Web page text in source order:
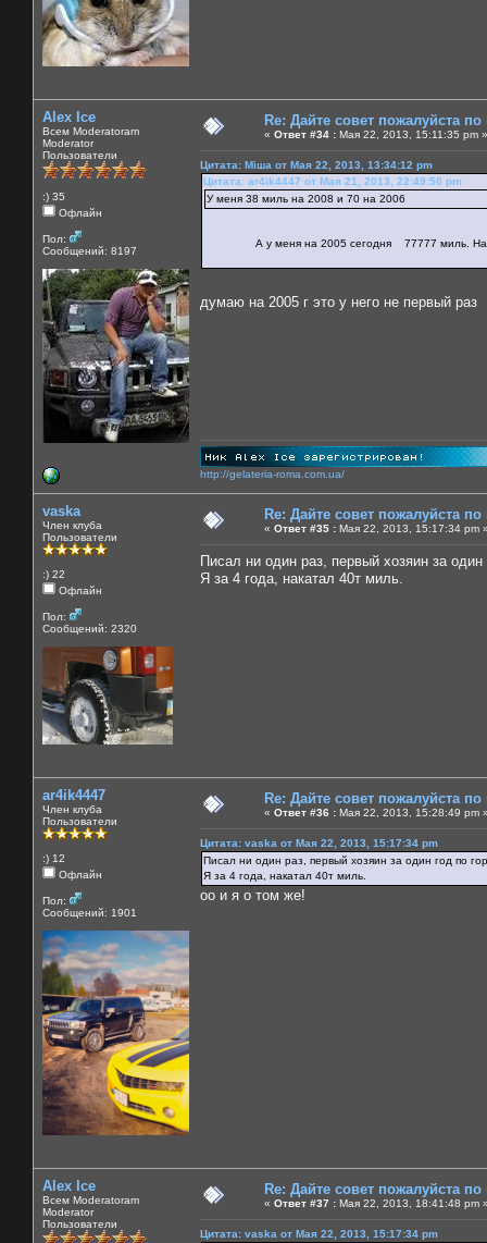
Alex Ice
Всем Moderatoram
Moderator
Пользователи
:) 35
Офлайн
Пол:
Сообщений: 8197
Re: Дайте совет пожалуйста
« Ответ #34 : Мая 22, 2013, 15:11:35 pm »
Цитата: Міша от Мая 22, 2013, 13:34:12 pm
Цитата: ar4ik4447 от Мая 21, 2013, 22:49:50 pm
У меня 38 миль на 2008 и 70 на 2006
А у меня на 2005 сегодня 77777 миль.
думаю на 2005 г это у него не первый раз
http://gelateria-roma.com.ua/
vaska
Член клуба
Пользователи
:) 22
Офлайн
Пол:
Сообщений: 2320
Re: Дайте совет пожалуйста
« Ответ #35 : Мая 22, 2013, 15:17:34 pm
Писал ни один раз, первый хозяин за
Я за 4 года, накатал 40т миль.
ar4ik4447
Член клуба
Пользователи
:) 12
Офлайн
Пол:
Сообщений: 1901
Re: Дайте совет пожалуйста
« Ответ #36 : Мая 22, 2013, 15:28:49 pm
Цитата: vaska от Мая 22, 2013, 15:17:34 pm
Писал ни один раз, первый хозяин за один год по
Я за 4 года, накатал 40т миль.
оо и я о том же!
Alex Ice
Всем Moderatoram
Moderator
Пользователи
Re: Дайте совет пожалуйста
« Ответ #37 : Мая 22, 2013, 18:41:48 pm
Цитата: vaska от Мая 22, 2013, 15:17:34 pm